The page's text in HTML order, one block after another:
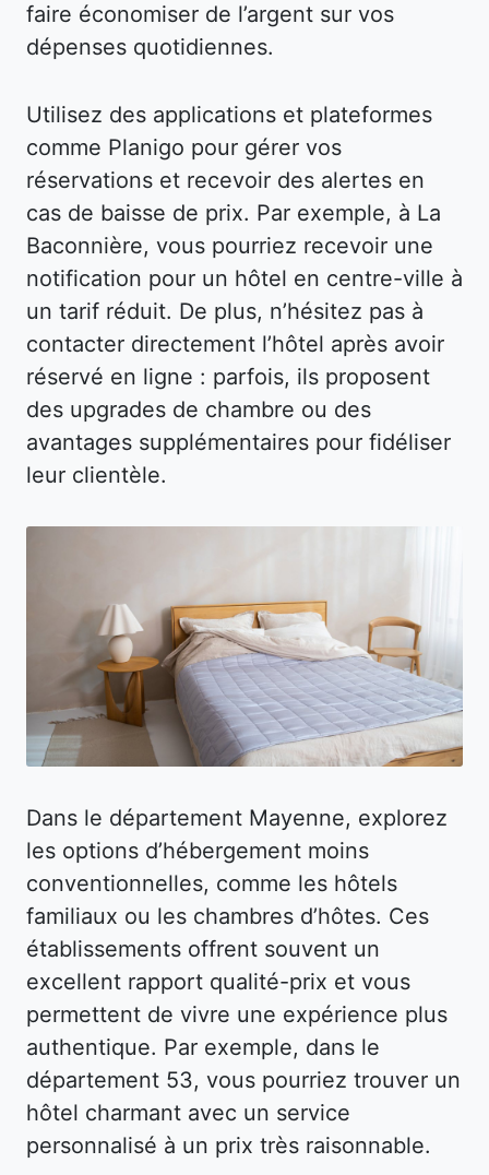
faire économiser de l’argent sur vos
dépenses quotidiennes.
Utilisez des applications et plateformes
comme Planigo pour gérer vos
réservations et recevoir des alertes en
cas de baisse de prix. Par exemple, à La
Baconnière, vous pourriez recevoir une
notification pour un hôtel en centre-ville à
un tarif réduit. De plus, n’hésitez pas à
contacter directement l’hôtel après avoir
réservé en ligne : parfois, ils proposent
des upgrades de chambre ou des
avantages supplémentaires pour fidéliser
leur clientèle.
Dans le département Mayenne, explorez
les options d’hébergement moins
conventionnelles, comme les hôtels
familiaux ou les chambres d’hôtes. Ces
établissements offrent souvent un
excellent rapport qualité-prix et vous
permettent de vivre une expérience plus
authentique. Par exemple, dans le
département 53, vous pourriez trouver un
hôtel charmant avec un service
personnalisé à un prix très raisonnable.